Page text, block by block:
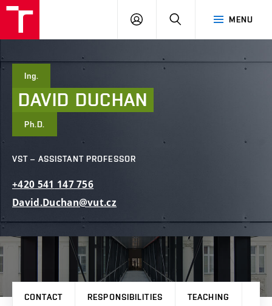
MENU
LOG
Ing.
DAVID DUCHAN
Ph.D.
VST – ASSISTANT PROFESSOR
+420 541 147756
David.Duchan@vut.cz
CONTACT RESPONSIBILITIES TEACHING